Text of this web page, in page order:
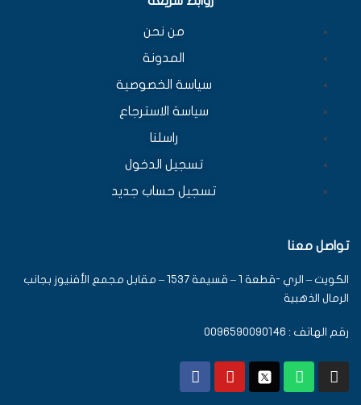
من نحن
المدونة
سياسة الخصوصية
سياسة الاسترجاع
راسلنا
تسجيل الدخول
تسجيل حساب جديد
تواصل معنا
الكويت – الري -قطعة 1 – قسيمة 1537 – مقابل مجمع الأفنيوز بجانب
الرمال الذهبية
رقم الهاتف : 0096590090146